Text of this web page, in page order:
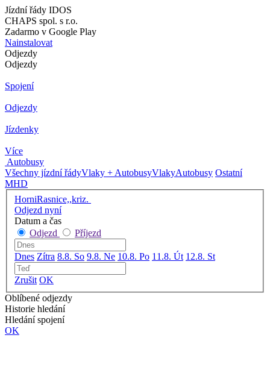
Jízdní řády IDOS
CHAPS spol. s r.o.
Zadarmo v Google Play
Nainstalovat
Odjezdy
Odjezdy
Spojení
Odjezdy
Jízdenky
Více
Autobusy
Všechny jízdní řádyVlaky + AutobusyVlakyAutobusy Ostatní
MHD
HorniRasnice,,kriz.
Odjezd nyní
Datum a čas
Odjezd
Příjezd
Dnes Zítra 8.8. So 9.8. Ne 10.8. Po 11.8. Út 12.8. St
Zrušit OK
Oblíbené odjezdy
Historie hledání
Hledání spojení
OK